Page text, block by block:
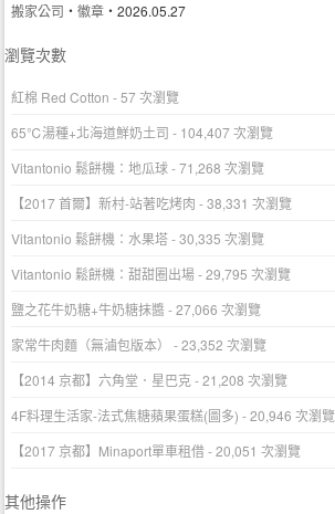
搬家公司 ‧徽章 ‧2026.05.27
瀏覽次數
紅棉 Red Cotton - 57 次瀏覽
65℃湯種+北海道鮮奶土司 - 104,407 次瀏覽
Vitantonio 鬆餅機：地瓜球- 71,268 次瀏覽
【2017 首爾】新村-站著吃烤肉 - 38,331 次瀏覽
Vitantonio 鬆餅機：水果塔- 30,335 次瀏覽
Vitantonio 鬆餅機：甜甜圈出場- 29,795 次瀏覽
鹽之花牛奶糖+牛奶糖抹醬- 27,066 次瀏覽
家常牛肉麵（無滷包版本）
- 23,352 次瀏覽
【2014 京都】六角堂．星巴克- 21,208 次瀏覽
4F料理生活家-法式焦糖蘋果蛋糕(圖多) - 20,946 次瀏覽
【2017 京都】Minaport單車租借- 20,051 次瀏覽
其他操作